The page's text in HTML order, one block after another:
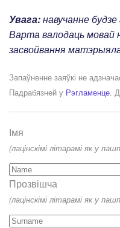
Увага:навучанне
Варта валодаць мовай
засвойвання
Запаўненне заяўкі не
Падрабязней у Рэгламенце.
Імя
(лацінскімі літарамі як у
Прозвішча
(лацінскімі літарамі як у